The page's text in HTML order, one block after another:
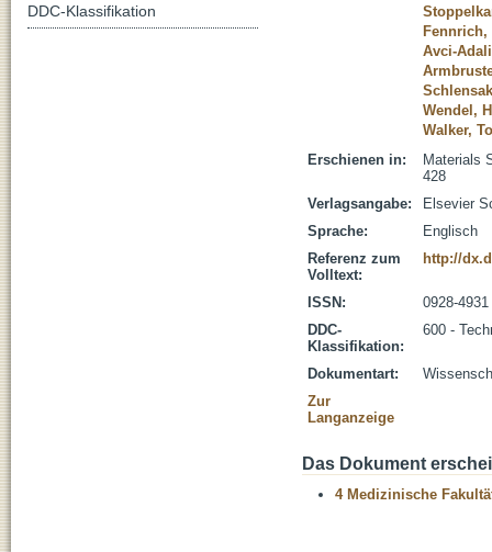
Fennrich,
Avci-
Wendel,
Walker,
Erschienen in:
Materials
428
Verlagsangabe:
Elsevier
Sprache:
Englisch
Referenz zum
Volltext:
http://
ISSN:
0928-4931
DDC-
Klassifikation:
600 -
Dokumentart:
Zur
Langanzeige
Das Dokument
4 Medizinische
DDC-Klassifikation